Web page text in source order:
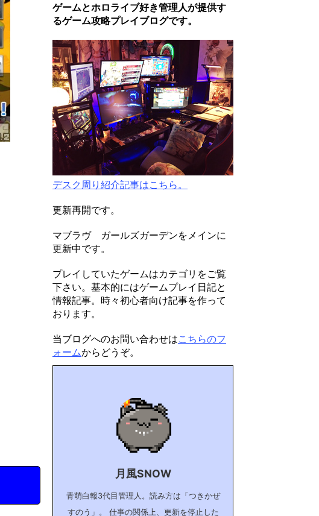
ゲームとホロライブ好き管理人が提供す
るゲーム攻略プレイブログです。
デスク周り紹介記事はこちら。
更新再開です。
マブラヴ ガールズガーデンをメインに
更新中です。
プレイしていたゲームはカテゴリをご覧
下さい。基本的にはゲームプレイ日記と
情報記事。時々初心者向け記事を作って
おります。
当ブログへのお問い合わせはこちらのフ
ォームからどうぞ。
月風SNOW
青萌白報3代目管理人。読み方は「つきかぜ
すのう」。 仕事の関係上、更新を停止した